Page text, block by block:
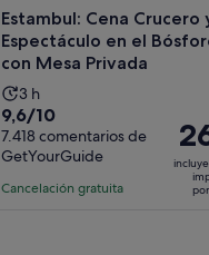
Estambul: Cena Crucero
Espectáculo en el
con Mesa Privada
La
duración
de
la
actividad
3 h
9.6
sobre
10
con
9,6/10
7.418 comentarios de
GetYourGuide
Cancelación gratuita
El
es
de
incluye